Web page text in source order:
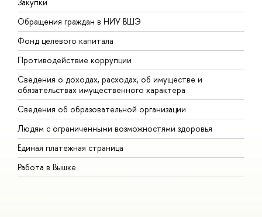
Обращения граждан в НИУ ВШЭ
Фонд целевого капитала
Противодействие коррупции
Сведения о доходах, расходах, об имуществе и
обязательствах имущественного характера
Сведения об образовательной организации
Людям с ограниченными возможностями здоровья
Единая платежная страница
Работа в Вышке